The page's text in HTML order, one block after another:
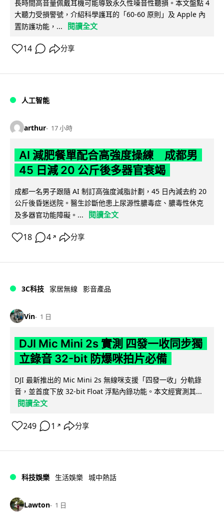
長時間高音量佩戴耳機可能導致永久性噪音性聽損。本文盤點 4
大聽力受損警號，介紹科學護耳的「60-60 原則」及 Apple 內
置防護功能，...
閱讀全文
14 分享
人工智能
arthur 17 小時
AI 減肥餐單配合高強度操練 成都男
45 日減 20 公斤後多器官衰竭
成都一名男子跟隨 AI 制訂高強度減脂計劃，45 日內減去約 20
公斤後昏迷送院。醫生診斷他患上尿源性膿毒症、膿毒性休克
及多器官功能障礙。...
閱讀全文
18 4 ↗ 分享
3C科技 家居無線 影音產品
Vin 1 日
DJI Mic Mini 2s 實測 四發一收同步獨
立錄音 32-bit 防爆咪拍片必備
DJI 最新推出的 Mic Mini 2s 無線咪支援「四發一收」分軌錄
音，並首度下放 32-bit Float 浮點內錄功能。本文經實測其...
閱讀全文
249 1 ↗ 分享
科技娛樂 生活娛樂 城中熱話
Lawton 1 日